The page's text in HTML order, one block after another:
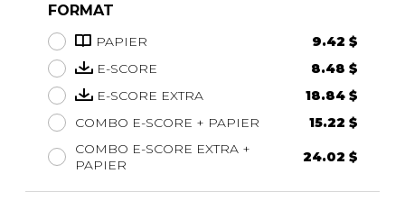
FORMAT
PAPIER
9.42 $
E-SCORE
8.48 $
E-SCORE EXTRA
18.84 $
COMBO E-SCORE + PAPIER
15.22 $
COMBO E-SCORE EXTRA +
PAPIER
24.02 $